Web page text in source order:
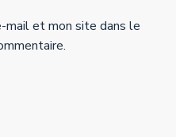
mail et mon site dans le